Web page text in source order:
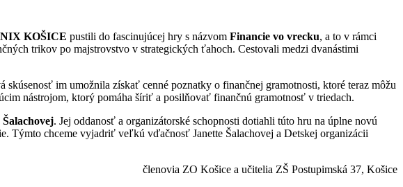
KOŠICE pustili do fascinujúcej hry s názvom Financie vo vrecku, a to v rámci
trikov po majstrovstvo v strategických ťahoch. Cestovali medzi dvanástimi
im umožnila získať cenné poznatky o finančnej gramotnosti, ktoré teraz môžu
nástrojom, ktorý pomáha šíriť a posilňovať finančnú gramotnosť v triedach.
Šalachovej. Jej oddanosť a organizátorské schopnosti dotiahli túto hru na úplne novú
Týmto chceme vyjadriť veľkú vďačnosť Janette Šalachovej a Detskej organizácii
členovia ZO Košice a učitelia ZŠ Postupimská 37, Košice